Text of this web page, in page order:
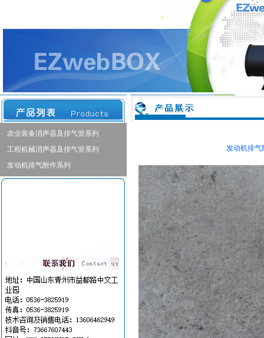
农业装备消声器及排气管系列
工程机械消声器及排气管系列
发动机排气附件系列
发动机排